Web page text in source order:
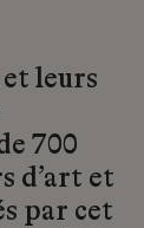
leurs
700
d’art et
par cet